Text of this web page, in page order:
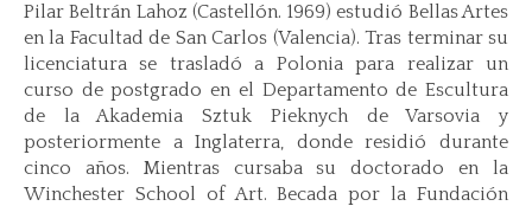
Pilar Beltrán Lahoz (Castellón. 1969) estudió Bellas Artes
en la Facultad de San Carlos (Valencia). Tras terminar su
licenciatura se trasladó a Polonia para realizar un
curso de postgrado en el Departamento de Escultura
de la Akademia Sztuk Pieknych de Varsovia y
posteriormente a Inglaterra, donde residió durante
cinco años. Mientras cursaba su doctorado en la
Winchester School of Art. Becada por la Fundación